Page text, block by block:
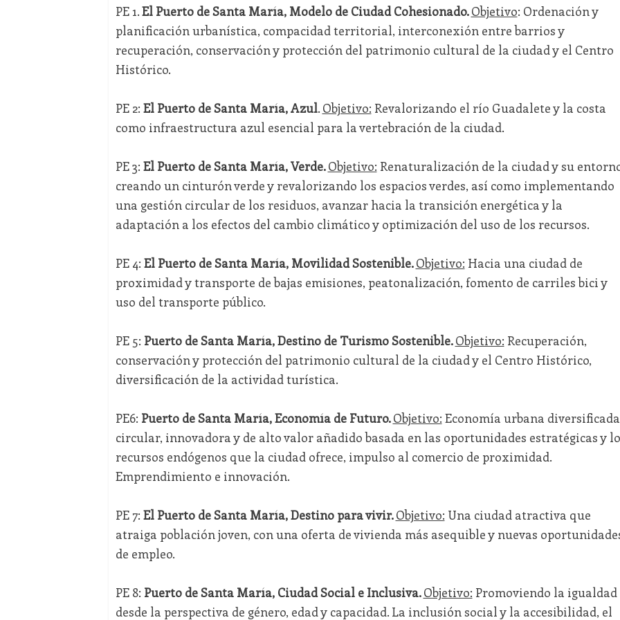
PE 1.El Puerto de Santa María, Modelo de Ciudad Cohesionado.Objetivo: Ordenación y
planificación urbanística, compacidad territorial, interconexión entre barrios y
recuperación, conservación y protección del patrimonio cultural de la ciudad y el Centro
Histórico.
PE 2: El Puerto de Santa María, Azul. Objetivo: Revalorizando el río Guadalete y la costa
como infraestructura azul esencial para la vertebración de la ciudad.
PE 3: El Puerto de Santa María, Verde.Objetivo: Renaturalización de la ciudad y su
creando un cinturón verde y revalorizando los espacios verdes, así como implementando
una gestión circular de los residuos, avanzar hacia la transición energética y la
adaptación a los efectos del cambio climático y optimización del uso de los recursos.
PE 4: El Puerto de Santa María, Movilidad Sostenible.Objetivo: Hacia una ciudad de
proximidad y transporte de bajas emisiones, peatonalización, fomento de carriles bici y
uso del transporte público.
PE 5: Puerto de Santa María, Destino de Turismo Sostenible.Objetivo: Recuperación,
conservación y protección del patrimonio cultural de la ciudad y el Centro Histórico,
diversificación de la actividad turística.
PE6: Puerto de Santa María, Economía de Futuro.Objetivo: Economía urbana
circular, innovadora y de alto valor añadido basada en las oportunidades estratégicas y
recursos endógenos que la ciudad ofrece, impulso al comercio de proximidad.
Emprendimiento e innovación.
PE 7: El Puerto de Santa María, Destino para vivir.Objetivo: Una ciudad atractiva que
atraiga población joven, con una oferta de vivienda más asequible y nuevas
de empleo.
PE 8: Puerto de Santa María, Ciudad Social e Inclusiva.Objetivo: Promoviendo la igualdad
desde la perspectiva de género, edad y capacidad. La inclusión social y la accesibilidad, el